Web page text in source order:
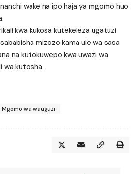
wake na ipo haja ya mgomo huo
kwa kukosa kutekeleza ugatuzi
mizozo kama ule wa sasa
na kutokuwepo kwa uwazi wa
wa kutosha.
Mgomo wa wauguzi